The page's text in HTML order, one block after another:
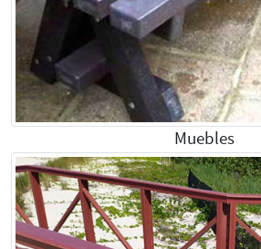
Muebles